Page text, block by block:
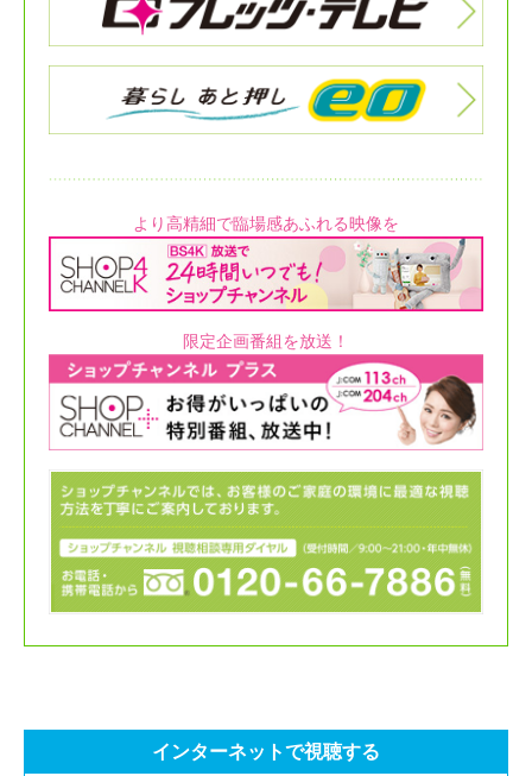
より高精細で臨場感あふれる映像を
限定企画番組を放送！
インターネットで視聴する